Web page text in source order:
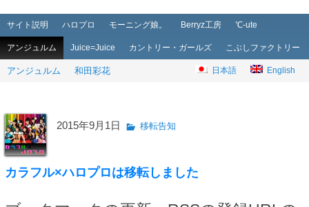
メインメニュー
メインコンテンツへ移動
サブコンテンツへ移動
サイト説明 ハロプロ モーニング娘。 Berryz工房 ℃-ute
アンジュルム Juice=Juice カントリー・ガールズ こぶしファクトリー
アンジュルム 和田彩花 日本語 English
2015年9月1日 移転告知
カラフル×ハロプロは移転しました